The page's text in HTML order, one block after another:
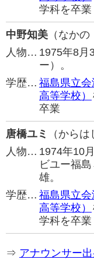
学科を卒業
中野知美 （なかの
人物… 1975年8月
ー）。
学歴… 福島県立
高等学校）
卒業
唐橋ユミ
（からは
人物… 1974年10
ビユー福
雄。
学歴… 福島県立
高等学校）
学科を卒業
⇒ アナウンサー